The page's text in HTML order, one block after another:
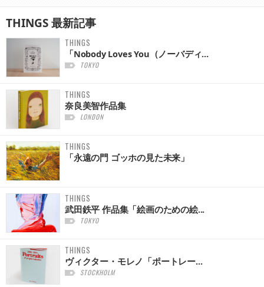
THINGS最新記事
THINGS
「Nobody Loves You（ノーバディ...
TOKYO
THINGS
奈良美智作品集
LONDON
THINGS
「永遠の門 ゴッホの見た未来」
THINGS
武田鉄平 作品集「絵画のための絵...
TOKYO
THINGS
ヴィクター・モレノ「ポートレー...
STOCKHOLM